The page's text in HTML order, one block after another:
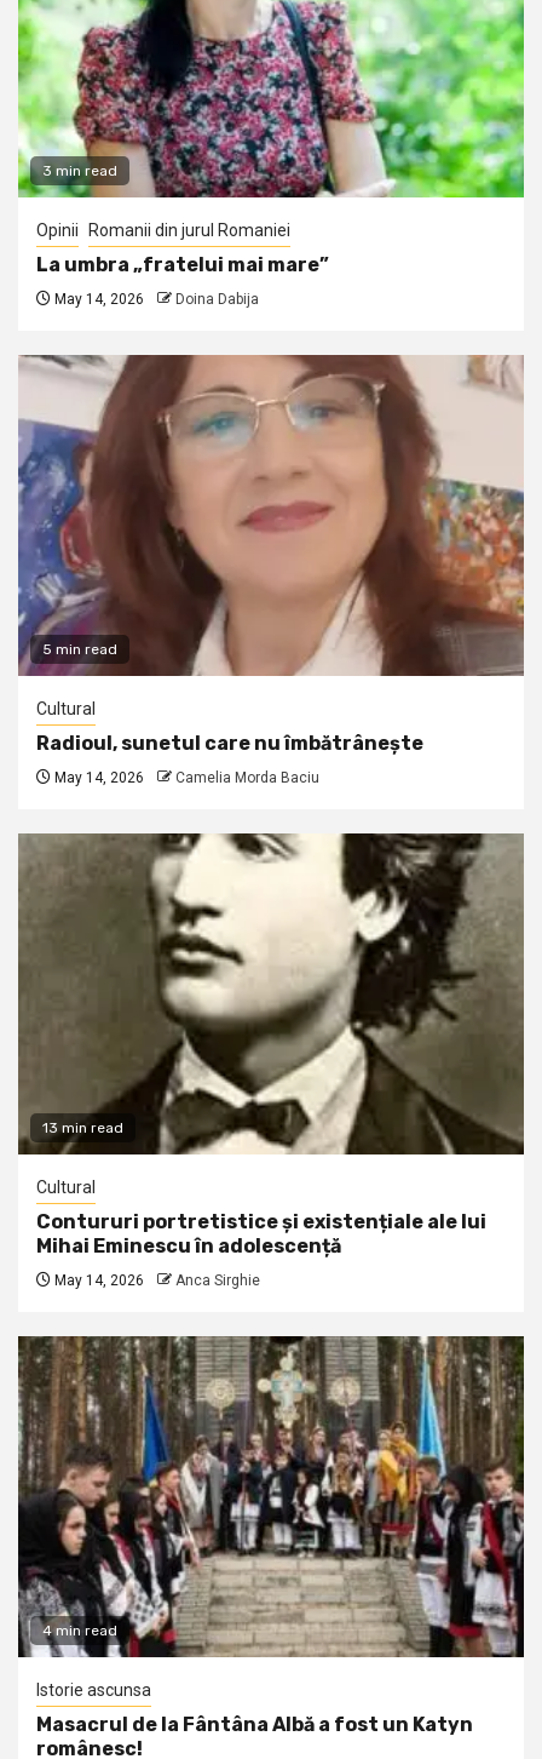
3 min read
Opinii Romanii din jurul Romaniei
La umbra „fratelui mai mare”
May 14, 2026 Doina Dabija
5 min read
Cultural
Radioul, sunetul care nu îmbătrânește
May 14, 2026 Camelia Morda Baciu
13 min read
Cultural
Contururi portretistice și existențiale ale lui
Mihai Eminescu în adolescență
May 14, 2026 Anca Sirghie
4 min read
Istorie ascunsa
Masacrul de la Fântâna Albă a fost un Katyn
românesc!